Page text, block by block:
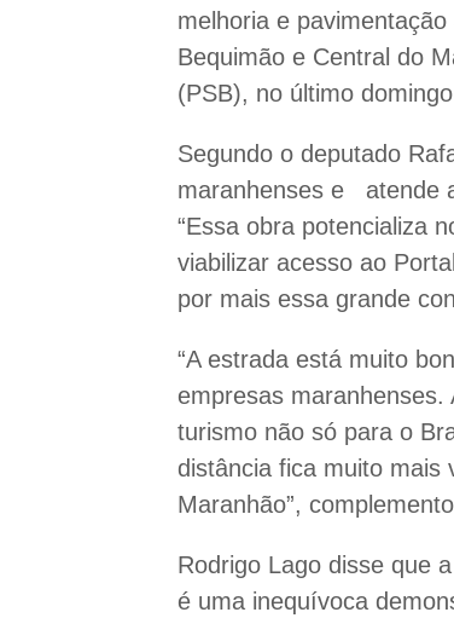
melhoria e
Bequimão e Central do
(PSB), no último
Segundo o deputado
maranhenses e atende
“Essa obra potencializa
viabilizar acesso ao
por mais essa grande
“A estrada está muito
empresas
turismo não só para o
distância fica muito mais
Maranhão”,
Rodrigo Lago disse que
é uma inequívoca